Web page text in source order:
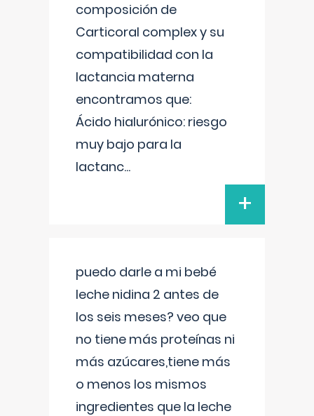
composición de
Carticoral complex y su
compatibilidad con la
lactancia materna
encontramos que:
Ácido hialurónico: riesgo
muy bajo para la
lactanc...
+
puedo darle a mi bebé
leche nidina 2 antes de
los seis meses? veo que
no tiene más proteínas ni
más azúcares,tiene más
o menos los mismos
ingredientes que la leche